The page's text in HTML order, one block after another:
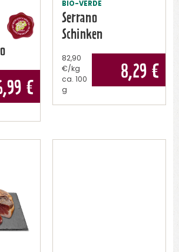
€
BIO-VERDE
Serrano
Schinken
8,29 €
82,90
€/kg
ca.
100
g